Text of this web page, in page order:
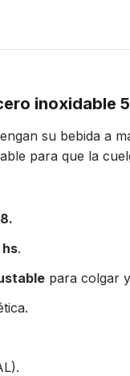
inoxidable
su bebida a
para que la
.
para colgar